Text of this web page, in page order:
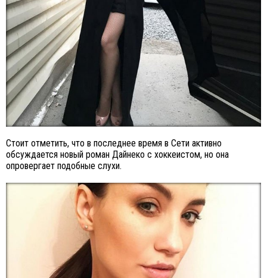
Стоит отметить, что в последнее время в Сети активно
обсуждается новый роман Дайнеко с хоккеистом, но она
опровергает подобные слухи.